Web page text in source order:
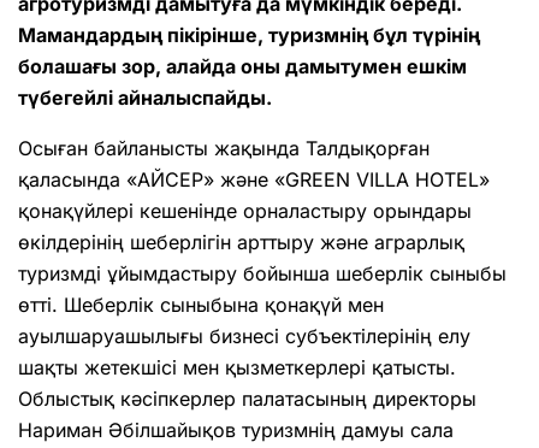
Мамандардың пікірінше, туризмнің бұл түрінің
болашағы зор, алайда оны дамытумен ешкім
түбегейлі айналыспайды.
Осыған байланысты жақында Талдықорған
қаласында «АЙСЕР» және «GREEN VILLA HOTEL»
қонақүйлері кешенінде орналастыру орындары
өкілдерінің шеберлігін арттыру және аграрлық
туризмді ұйымдастыру бойынша шеберлік сыныбы
өтті. Шеберлік сыныбына қонақүй мен
ауылшаруашылығы бизнесі субъектілерінің елу
шақты жетекшісі мен қызметкерлері қатысты.
Облыстық кәсіпкерлер палатасының директоры
Нариман Әбілшайықов туризмнің дамуы сала